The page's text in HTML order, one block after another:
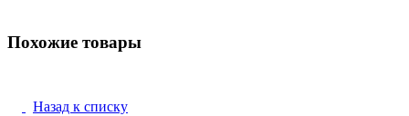
Похожие товары
Назад к списку